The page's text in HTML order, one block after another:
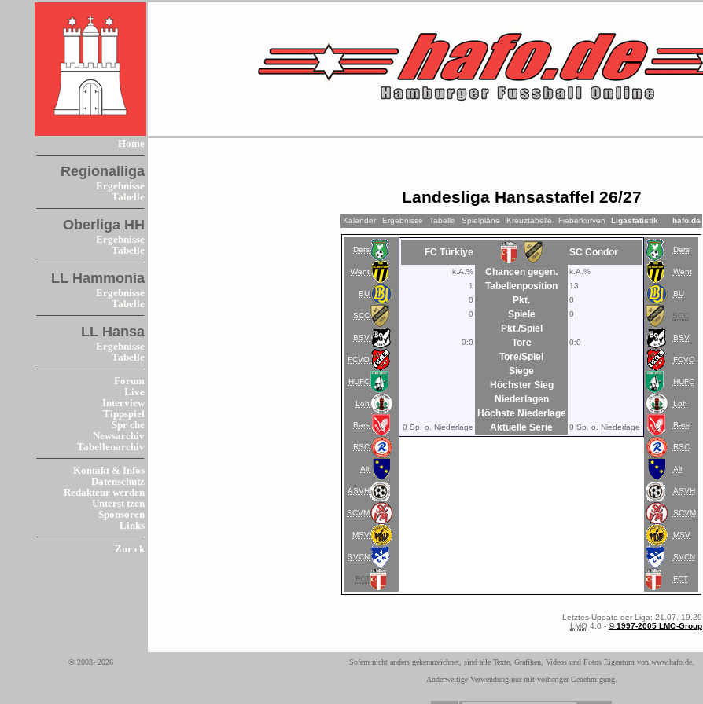
Home
Regionalliga
Ergebnisse
Tabelle
Oberliga HH
Ergebnisse
Tabelle
LL Hammonia
Ergebnisse
Tabelle
LL Hansa
Ergebnisse
Tabelle
Forum
Live
Interview
Tippspiel
Spr che
Newsarchiv
Tabellenarchiv
Kontakt & Infos
Datenschutz
Redakteur werden
Unterst tzen
Sponsoren
Links
Zur ck
Landesliga Hansastaffel 26/27
Kalender Ergebnisse Tabelle Spielpläne Kreuztabelle Fieberkurven Ligastatistik hafo.de
Ders
Went
BU
SCC
BSV
FCVO
HUFC
Loh
Bars
RSC
Alt
ASVH
SCVM
MSV
SVCN
FCT
FC Türkiye SC Condor
k.A.% Chancen gegen.
k.A.%
1
Tabellenposition
13
0
Pkt.
0
0
Spiele 0
Pkt./Spiel
0:0 Tore 0:0
Tore/Spiel
Siege
Höchster Sieg
Niederlagen
Höchste Niederlage
0 Sp. o. Niederlage Aktuelle Serie 0 Sp. o. Niederlage
Ders
Went
BU
SCC
BSV
FCVO
HUFC
Loh
Bars
RSC
Alt
ASVH
SCVM
MSV
SVCN
FCT
Letztes Update der Liga: 21.07. 19.29
LMO 4.0 - © 1997-2005 LMO-Group
© 2003- 2026 Sofern nicht anders gekennzeichnet, sind alle Texte, Grafiken, Videos und Fotos Eigentum von www.hafo.de.
Anderweitige Verwendung nur mit vorheriger Genehmigung.